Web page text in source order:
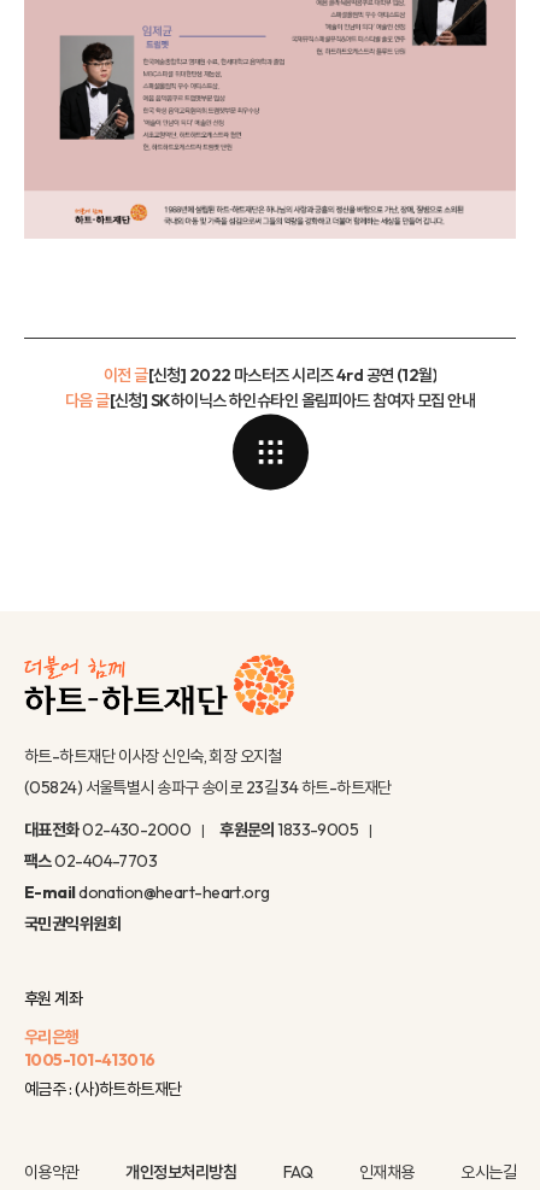
이전 글[신청] 2022 마스터즈 시리즈 4rd 공연 (12월)
[신청] SK하이닉스 하인슈타인 올림피아드 참여자 모집 안내
다음 글
하트-하트재단 이사장 신인숙, 회장 오지철
(05824) 서울특별시 송파구 송이로 23길 34 하트-하트재단
대표전화02-430-2000 후원문의 1833-9005
팩스02-404-7703
E-maildonation@heart-heart.org
국민권익위원회
후원 계좌
우리은행
1005-101-413016
예금주 : (사)하트하트재단
이용약관 개인정보처리방침 FAQ 인재채용 오시는길